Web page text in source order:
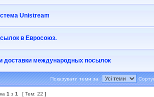
Unistream
в Евросоюз.
доставки международных посылок
Показувати теми за:
1 з 1 [ Тем: 22 ]